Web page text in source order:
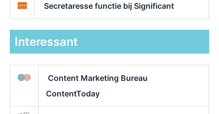
Secretaresse functie bij Significant
Interessant
Content Marketing Bureau
ContentToday